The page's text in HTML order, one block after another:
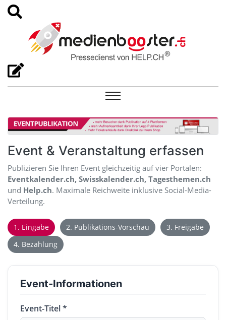
Event & Veranstaltung erfassen
Publizieren Sie Ihren Event gleichzeitig auf vier Portalen:
Eventkalender.ch, Swisskalender.ch, Tagesthemen.ch
und Help.ch. Maximale Reichweite inklusive Social-Media-
Verteilung.
1. Eingabe 2. Publikations-Vorschau
3. Freigabe
4. Bezahlung
Event-Informationen
Event-Titel *